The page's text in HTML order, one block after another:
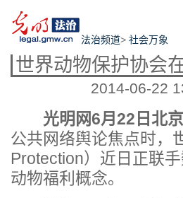
法治频道> 社会万象
世界动物保护协会
2014-06-22
光明网6月22日北
公共网络舆论焦点时，
Protection）近日正联
动物福利概念。